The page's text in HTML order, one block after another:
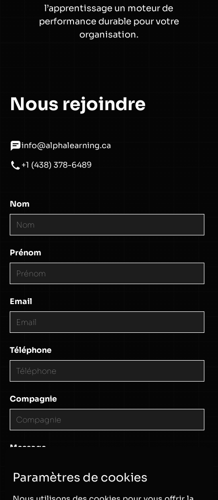
l’apprentissage un moteur de
performance durable pour votre
organisation.
Nous rejoindre
info@alphalearning.ca
+1 (438) 378-6489
Nom
Prénom
Email
Téléphone
Compagnie
Message
Paramètres de cookies